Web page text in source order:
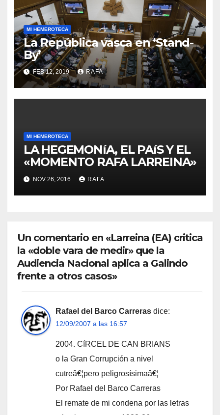
MI HEMEROTECA
La República vasca en ‘Stand-
By’
FEB 12, 2019 RAFA
MI HEMEROTECA
LA HEGEMONíA, EL PAíS Y EL
«MOMENTO RAFA LARREINA»
NOV 26, 2016 RAFA
Un comentario en «Larreina (EA) critica
la «doble vara de medir» que la
Audiencia Nacional aplica a Galindo
frente a otros casos»
Rafael del Barco Carreras dice:
12/09/2007 a las 16:57
2004. CíRCEL DE CAN BRIANS
o la Gran Corrupción a nivel
cutreâ€¦pero peligrosí­simaâ€¦
Por Rafael del Barco Carreras
El remate de mi condena por las letras